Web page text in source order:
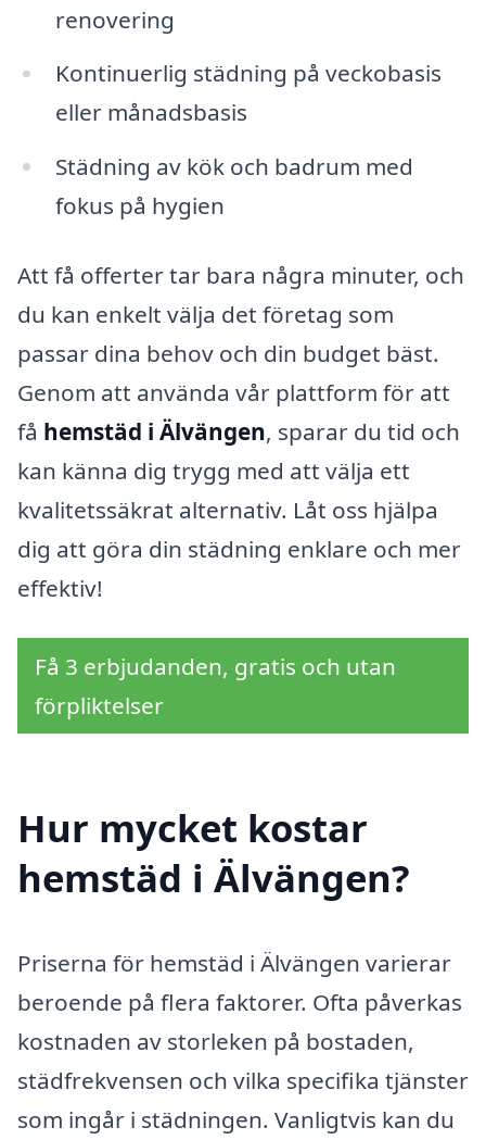
renovering
Kontinuerlig städning på veckobasis
eller månadsbasis
Städning av kök och badrum med
fokus på hygien
Att få offerter tar bara några minuter, och
du kan enkelt välja det företag som
passar dina behov och din budget bäst.
Genom att använda vår plattform för att
få hemstäd i Älvängen, sparar du tid och
kan känna dig trygg med att välja ett
kvalitetssäkrat alternativ. Låt oss hjälpa
dig att göra din städning enklare och mer
effektiv!
Få 3 erbjudanden, gratis och utan
förpliktelser
Hur mycket kostar
hemstäd i Älvängen?
Priserna för hemstäd i Älvängen varierar
beroende på flera faktorer. Ofta påverkas
kostnaden av storleken på bostaden,
städfrekvensen och vilka specifika tjänster
som ingår i städningen. Vanligtvis kan du